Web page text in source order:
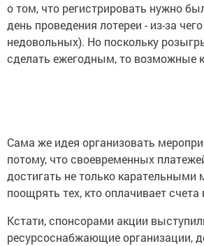
о том, что регистрировать нужно
день проведения лотереи - из-за
недовольных). Но поскольку
сделать ежегодным, то возможные
Сама же идея организовать
потому, что своевременных
достигать не только карательными
поощрять тех, кто оплачивает счета
Кстати, спонсорами акции
ресурсоснабжающие организации,